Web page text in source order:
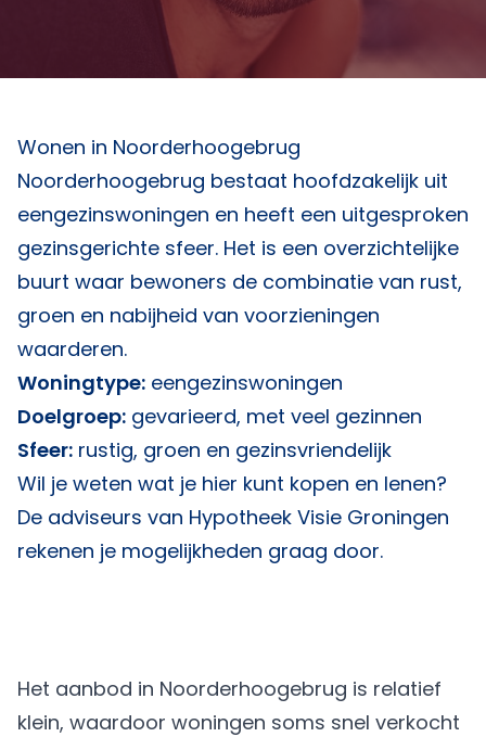
Wonen in Noorderhoogebrug
Noorderhoogebrug bestaat hoofdzakelijk uit
eengezinswoningen en heeft een uitgesproken
gezinsgerichte sfeer. Het is een overzichtelijke
buurt waar bewoners de combinatie van rust,
groen en nabijheid van voorzieningen
waarderen.
Woningtype: eengezinswoningen
Doelgroep: gevarieerd, met veel gezinnen
Sfeer: rustig, groen en gezinsvriendelijk
Wil je weten wat je hier kunt kopen en lenen?
De adviseurs van Hypotheek Visie Groningen
rekenen je mogelijkheden graag door.
Het aanbod in Noorderhoogebrug is relatief
klein, waardoor woningen soms snel verkocht